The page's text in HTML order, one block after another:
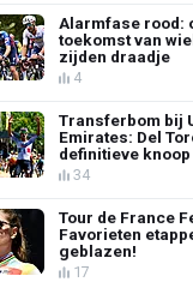
Alarmfase rood:
toekomst van
zijden draadje
4
Transferbom bij
Emirates: Del
definitieve
34
Tour de France
Favorieten
geblazen!
17